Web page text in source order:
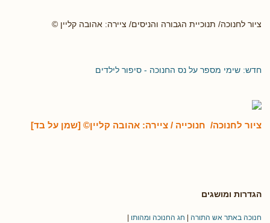
ציור לחנוכה/ תנוכיית הגבורה והניסים/ ציירה: אהובה קליין ©
חדש: שימי מספר על נס החנוכה - סיפור לילדים
ציור לחנוכה/ חנוכייה / ציירה: אהובה קליין© [שמן על בד]
הגדרות ומושגים
חנוכה באתר אש התורה חג החנוכה ומהותו